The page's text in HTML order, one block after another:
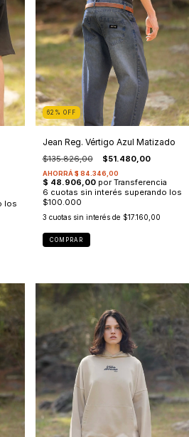
62 % OFF
Jean Reg. Vértigo Azul Matizado
$135.826,00 $51.480,00
3 cuotas sin interés de $17.160,00
COMPRAR